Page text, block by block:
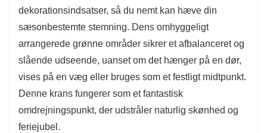
dekorationsindsatser, så du nemt kan hæve din
sæsonbestemte stemning. Dens omhyggeligt
arrangerede grønne områder sikrer et afbalanceret og
slående udseende, uanset om det hænger på en dør,
vises på en væg eller bruges som et festligt midtpunkt.
Denne krans fungerer som et fantastisk
omdrejningspunkt, der udstråler naturlig skønhed og
feriejubel.